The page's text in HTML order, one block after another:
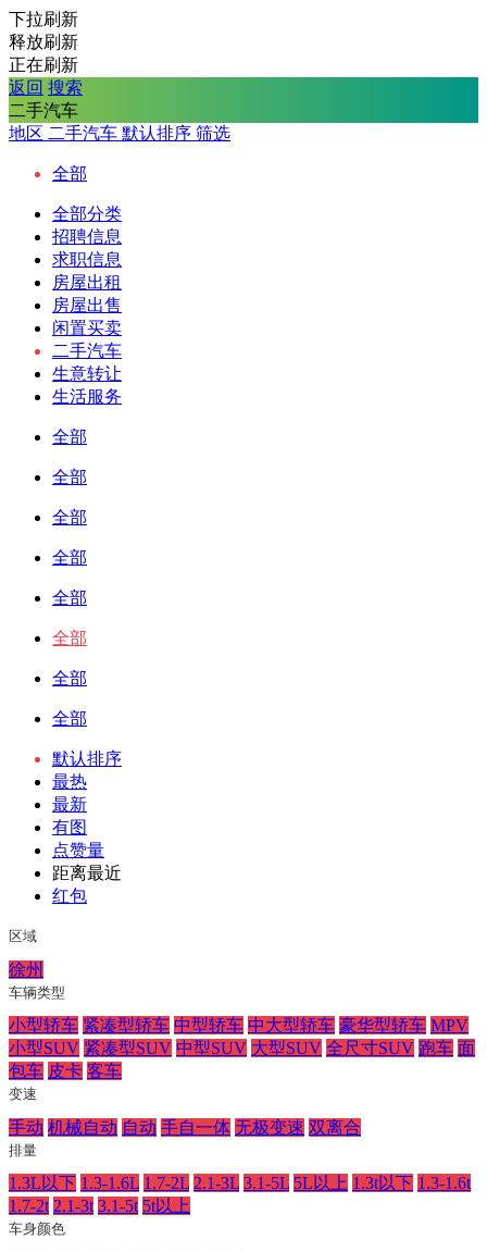
下拉刷新
释放刷新
正在刷新
返回 搜索
二手汽车
地区 二手汽车 默认排序 筛选
全部
全部分类
招聘信息
求职信息
房屋出租
房屋出售
闲置买卖
二手汽车
生意转让
生活服务
全部
全部
全部
全部
全部
全部
全部
全部
默认排序
最热
最新
有图
点赞量
距离最近
红包
区域
徐州
车辆类型
小型轿车 紧凑型轿车 中型轿车 中大型轿车 豪华型轿车 MPV
小型SUV 紧凑型SUV 中型SUV 大型SUV 全尺寸SUV 跑车 面
包车 皮卡 客车
变速
手动 机械自动 自动 手自一体 无极变速 双离合
排量
1.3L以下 1.3-1.6L 1.7-2L 2.1-3L 3.1-5L 5L以上 1.3t以下 1.3-1.6t
1.7-2t 2.1-3t 3.1-5t 5t以上
车身颜色